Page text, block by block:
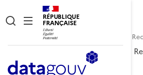
RÉPUBLIQUE
FRANÇAISE